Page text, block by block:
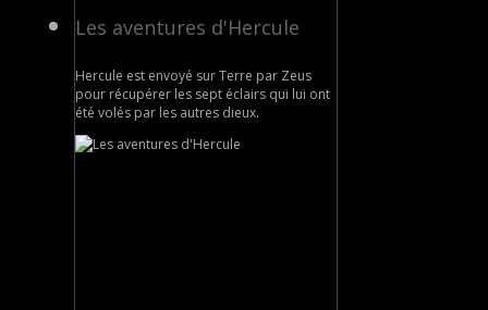
Les aventures d'Hercule
Hercule est envoyé sur Terre par Zeus
pour récupérer les sept éclairs qui lui ont
été volés par les autres dieux.